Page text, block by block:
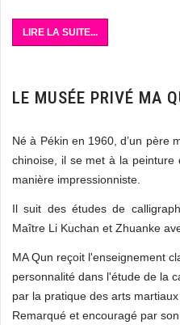
LIRE LA SUITE...
LE MUSÉE PRIVÉ MA
Né à Pékin en 1960, d’un père
chinoise, il se met à la peinture
manière impressionniste.
Il suit des études de
Maître Li Kuchan et Zhuanke
MA Qun reçoit l'enseignement
personnalité dans l'étude de la
par la pratique des arts
Remarqué et encouragé par